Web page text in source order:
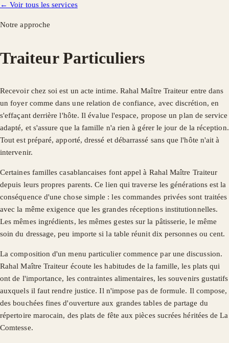
← Voir tous les services
Notre approche
Traiteur Particuliers
Recevoir chez soi est un acte intime. Rahal Maître Traiteur entre dans
un foyer comme dans une relation de confiance, avec discrétion, en
s'effaçant derrière l'hôte. Il évalue l'espace, propose un plan de service
adapté, et s'assure que la famille n'a rien à gérer le jour de la réception.
Tout est préparé, apporté, dressé et débarrassé sans que l'hôte n'ait à
intervenir.
Certaines familles casablancaises font appel à Rahal Maître Traiteur
depuis leurs propres parents. Ce lien qui traverse les générations est la
conséquence d'une chose simple : les commandes privées sont traitées
avec la même exigence que les grandes réceptions institutionnelles.
Les mêmes ingrédients, les mêmes gestes sur la pâtisserie, le même
soin du dressage, peu importe si la table réunit dix personnes ou cent.
La composition d'un menu particulier commence par une discussion.
Rahal Maître Traiteur écoute les habitudes de la famille, les plats qui
ont de l'importance, les contraintes alimentaires, les souvenirs gustatifs
auxquels il faut rendre justice. Il n'impose pas de formule. Il compose,
des bouchées fines d'ouverture aux grandes tables de partage du
répertoire marocain, des plats de fête aux pièces sucrées héritées de La
Comtesse.